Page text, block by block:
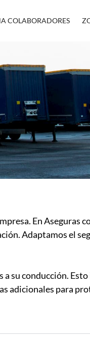
COLABORADORES
En Aseguras
Adaptamos el
su conducción.
adicionales para